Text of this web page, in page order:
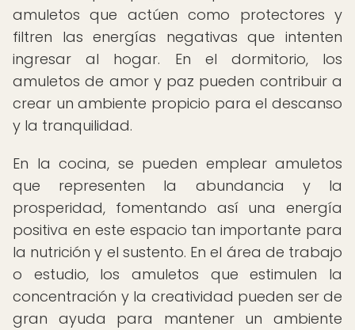
amuletos que actúen como protectores y
filtren las energías negativas que intenten
ingresar al hogar. En el dormitorio, los
amuletos de amor y paz pueden contribuir a
crear un ambiente propicio para el descanso
y la tranquilidad.
En la cocina, se pueden emplear amuletos
que representen la abundancia y la
prosperidad, fomentando así una energía
positiva en este espacio tan importante para
la nutrición y el sustento. En el área de trabajo
o estudio, los amuletos que estimulen la
concentración y la creatividad pueden ser de
gran ayuda para mantener un ambiente